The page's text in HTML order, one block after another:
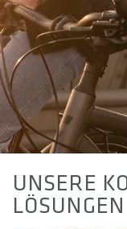
UNSERE
LÖSUNGEN